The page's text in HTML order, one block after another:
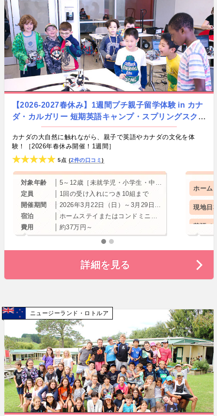
未来をつなぐ情報ハブ”です。
【2026-2027春休み】1週間プチ親子留学体験 in カナ
ダ・カルガリー 短期英語キャンプ・スプリングスクー
ル by ANNE’S Language House
5点 2件の口コミ
カナダの大自然に触れながら、親子で英語やカナダの文化を体
験！［2026年春休み開催！1週間］
対象年齢
5～12歳［未就学児・小学生・中学生］
定員
1回の受け入れにつき10組まで
開催期間
2026年3月22日（日）～3月29日（日）
宿泊
ホームステイまたはコンドミニアムをお選びいただけます。
費用
約37万円～
ホーム
現地日
英語で
中学
詳細を見る
ニュージーランド ロトルア